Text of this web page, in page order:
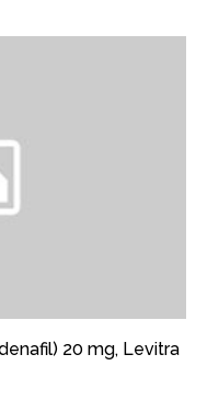
20 mg, Levitra